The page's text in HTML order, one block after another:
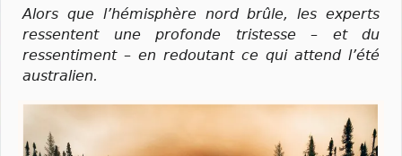
Alors que l’hémisphère nord brûle, les experts
ressentent une profonde tristesse – et du
ressentiment – en redoutant ce qui attend l’été
australien.